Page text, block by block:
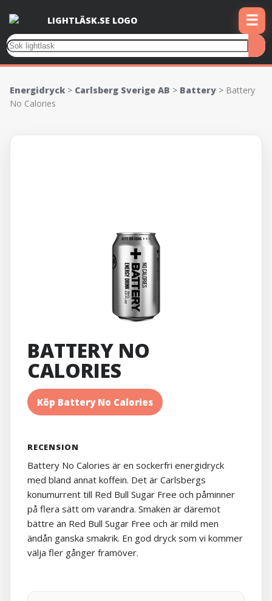
☰
Energidryck > Carlsberg Sverige AB > Battery > Battery
No Calories
BATTERY NO
CALORIES
Köp Battery No Calories
RECENSION
Battery No Calories är en sockerfri energidryck
med bland annat koffein. Det är Carlsbergs
konumurrent till Red Bull Sugar Free och påminner
på flera sätt om varandra. Smaken är däremot
bättre än Red Bull Sugar Free och är mild men
ändån ganska smakrik. En god dryck som vi kommer
välja fler gånger framöver.